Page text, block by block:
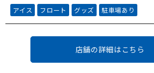
アイス フロート グッズ 駐車場あり
店舗の詳細はこちら